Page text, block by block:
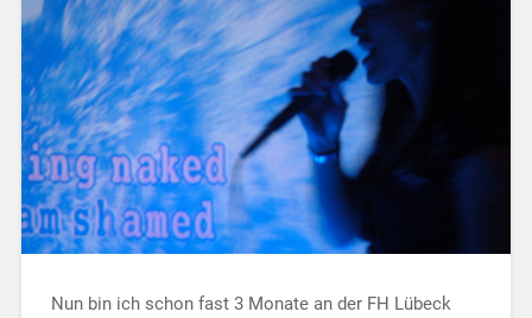
Nun bin ich schon fast 3 Monate an der FH Lübeck